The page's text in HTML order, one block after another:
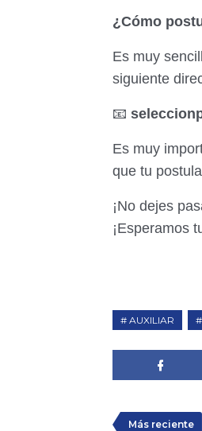
¿Cómo
Es muy
siguiente
📧
Es muy
que tu
¡No dejes
¡Esperamos
AUXILIAR
Más reciente